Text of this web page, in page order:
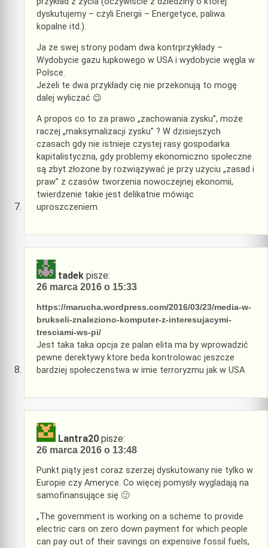
dyskutujemy – czyli Energii – Energetyce, paliwa
kopalne itd.).
Ja ze swej strony podam dwa kontrprzykłady –
Wydobycie gazu łupkowego w USA i wydobycie węgla w
Polsce.
Jeżeli te dwa przykłady cię nie przekonują to mogę
dalej wyliczać 😉
A propos co to za prawo „zachowania zysku”, może
raczej „maksymalizacji zysku” ? W dzisiejszych
czasach gdy nie istnieje czystej rasy gospodarka
kapitalistyczna, gdy problemy ekonomiczno społeczne
są zbyt złożone by rozwiązywać je przy użyciu „zasad i
praw” z czasów tworzenia nowoczejnej ekonomii,
twierdzenie takie jest delikatnie mówiąc
uproszczeniem.
tadek pisze:
26 marca 2016 o 15:33
https://marucha.wordpress.com/2016/03/23/media-w-
brukseli-znaleziono-komputer-z-interesujacymi-
tresciami-ws-pi/
Jest taka taka opcja ze palan elita ma by wprowadzić
pewne derektywy ktore beda kontrolowac jeszcze
bardziej społeczenstwa w imie terroryzmu jak w USA
Lantra20 pisze:
26 marca 2016 o 13:48
Punkt piąty jest coraz szerzej dyskutowany nie tylko w
Europie czy Ameryce. Co więcej pomysły wygladają na
samofinansujące się 🙂
„The government is working on a scheme to provide
electric cars on zero down payment for which people
can pay out of their savings on expensive fossil fuels,